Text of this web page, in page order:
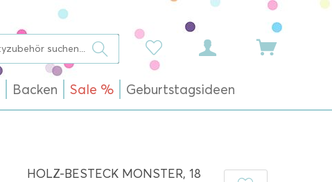
Backen Sale % Geburtstagsideen
HOLZ-BESTECK MONSTER, 18